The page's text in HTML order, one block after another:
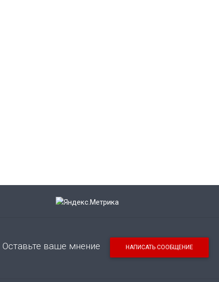
Оставьте ваше мнение НАПИСАТЬ СООБЩЕНИЕ